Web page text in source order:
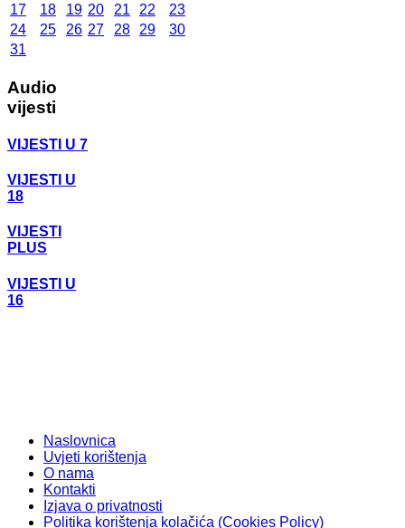
17
18 19 20 21 22
23
24
25 26 27 28 29
30
31
Audio
vijesti
VIJESTI U 7
VIJESTI U
18
VIJESTI
PLUS
VIJESTI U
16
Naslovnica
Uvjeti korištenja
O nama
Kontakti
Izjava o privatnosti
Politika korištenja kolačića (Cookies Policy)